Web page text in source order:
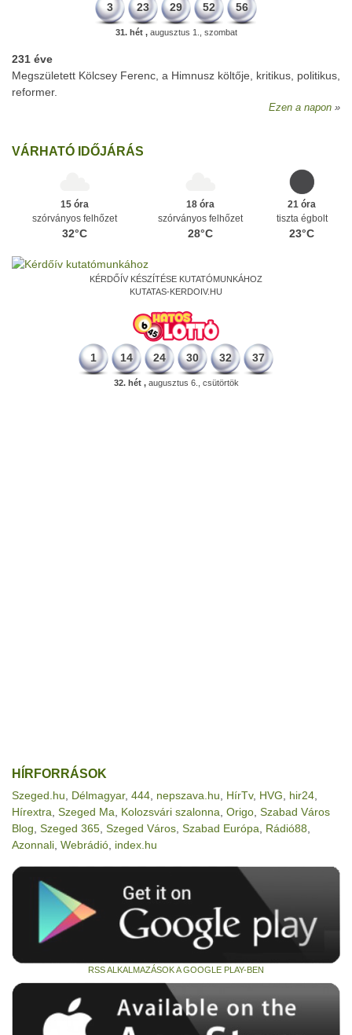
3 23 29 52 56
31. hét ,augusztus 1., szombat
231 éve
Megszületett Kölcsey Ferenc, a Himnusz költője, kritikus, politikus,
reformer.
Ezen a napon
VÁRHATÓ IDŐJÁRÁS
15 óra
szórványos felhőzet
32°C
18 óra
szórványos felhőzet
28°C
21 óra
tiszta égbolt
23°C
KÉRDŐÍV KÉSZÍTÉSE KUTATÓMUNKÁHOZ
KUTATAS-KERDOIV.HU
1 14 24 30 32 37
32. hét ,augusztus 6., csütörtök
HÍRFORRÁSOK
Szeged.hu Délmagyar, 444 nepszava.hu HírTv, HVG hir24
Hírextra Szeged Ma Kolozsvári szalonna Origo Szabad Város
Blog Szeged 365 Szeged Város Szabad Európa Rádió88
Azonnali Webrádió index.hu
RSS ALKALMAZÁSOK A GOOGLE PLAY-BEN